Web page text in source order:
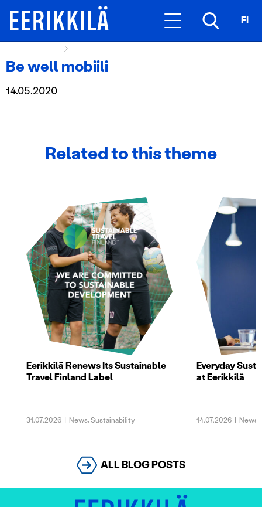
FI
Be well mobiili
14.05.2020
Related to this theme
Eerikkilä Renews Its Sustainable
Travel Finland Label
31.07.2026 News,Sustainability
Everyday
at Eerikkilä
14.07.2026 News
ALL BLOG POSTS